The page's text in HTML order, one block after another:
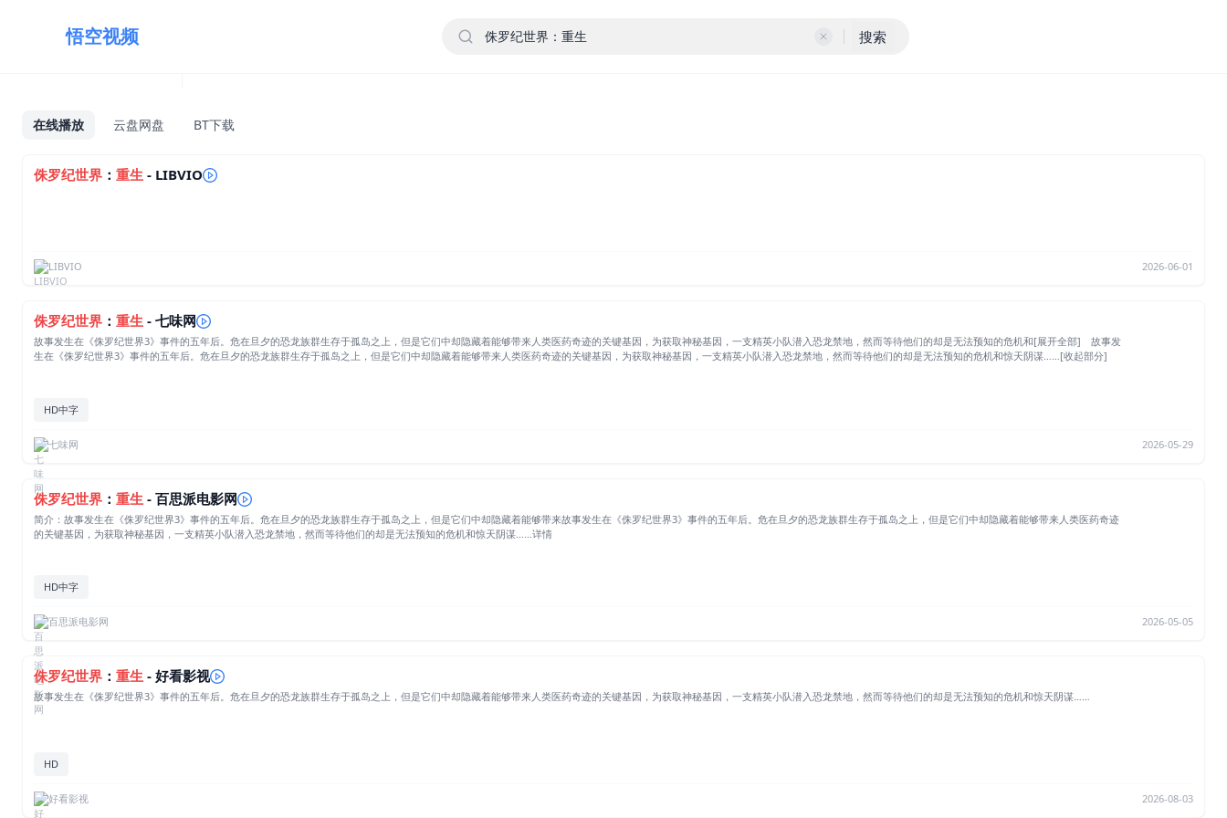
悟空视频 搜索
在线播放 云盘网盘 BT下载
侏罗纪世界 ： 重生 - LIBVIO
LIBVIO 2026-06-01
侏罗纪世界 ： 重生 - 七味网
故事发生在《侏罗纪世界3》事件的五年后。危在旦夕的恐龙族群生存于孤岛之上，但是它们中却隐藏着能够带来人类医药奇迹的关键基因，为获取神秘基因，一支精英小队潜入恐龙禁地，然而等待他们的却是无法预知的危机和[展开全部] 故事发
生在《侏罗纪世界3》事件的五年后。危在旦夕的恐龙族群生存于孤岛之上，但是它们中却隐藏着能够带来人类医药奇迹的关键基因，为获取神秘基因，一支精英小队潜入恐龙禁地，然而等待他们的却是无法预知的危机和惊天阴谋……[收起部分]
HD中字
七味网 2026-05-29
侏罗纪世界 ： 重生 - 百思派电影网
简介：故事发生在《侏罗纪世界3》事件的五年后。危在旦夕的恐龙族群生存于孤岛之上，但是它们中却隐藏着能够带来故事发生在《侏罗纪世界3》事件的五年后。危在旦夕的恐龙族群生存于孤岛之上，但是它们中却隐藏着能够带来人类医药奇迹
的关键基因，为获取神秘基因，一支精英小队潜入恐龙禁地，然而等待他们的却是无法预知的危机和惊天阴谋……详情
HD中字
百思派电影网 2026-05-05
侏罗纪世界 ： 重生 - 好看影视
故事发生在《侏罗纪世界3》事件的五年后。危在旦夕的恐龙族群生存于孤岛之上，但是它们中却隐藏着能够带来人类医药奇迹的关键基因，为获取神秘基因，一支精英小队潜入恐龙禁地，然而等待他们的却是无法预知的危机和惊天阴谋……
HD
好看影视 2026-08-03